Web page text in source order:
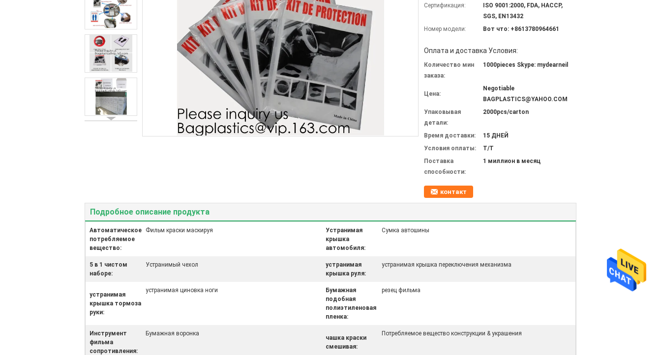
Сертификация:
ISO 9001:2000, FDA, HACCP,
SGS, EN13432
Номер модели:
Вот что: +8613780964661
Оплата и доставка Условия:
Количество мин
заказа:
1000pieces Skype: mydearneil
Цена:
Negotiable
BAGPLASTICS@YAHOO.COM
Упаковывая
детали:
2000pcs/carton
Время доставки:
15 ДНЕЙ
Условия оплаты:
T/T
Поставка
способности:
1 миллион в месяц
контакт
Подробное описание продукта
Автоматическое
потребляемое
вещество:
Фильм краски маскируя
Устранимая
крышка
автомобиля:
Сумка автошины
5 в 1 чистом
наборе:
Устранимый чехол
устранимая
крышка руля:
устранимая крышка переключения механизма
устранимая
крышка тормоза
руки:
устранимая циновка ноги
Бумажная
подобная
полиэтиленовая
пленка:
резец фильма
Инструмент
фильма
сопротивления:
Бумажная воронка
чашка краски
смешивая:
Потребляемое вещество конструкции & украшения